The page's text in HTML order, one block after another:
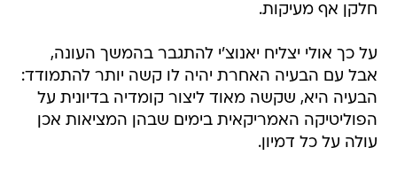
חלקן אף מעיקות.
על כך אולי יצליח יאנוצ'י להתגבר בהמשך העונה,
אבל עם הבעיה האחרת יהיה לו קשה יותר להתמודד:
הבעיה היא, שקשה מאוד ליצור קומדיה בדיונית על
הפוליטיקה האמריקאית בימים שבהן המציאות אכן
עולה על כל דמיון.